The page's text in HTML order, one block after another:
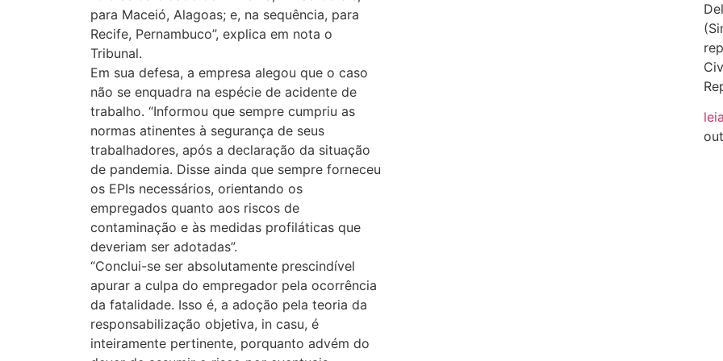
para Maceió, Alagoas; e, na sequência, para
Recife, Pernambuco”, explica em nota o
Tribunal.
Em sua defesa, a empresa alegou que o caso
não se enquadra na espécie de acidente de
trabalho. “Informou que sempre cumpriu as
normas atinentes à segurança de seus
trabalhadores, após a declaração da situação
de pandemia. Disse ainda que sempre forneceu
os EPIs necessários, orientando os
empregados quanto aos riscos de
contaminação e às medidas profiláticas que
deveriam ser adotadas”.
“Conclui-se ser absolutamente prescindível
apurar a culpa do empregador pela ocorrência
da fatalidade. Isso é, a adoção pela teoria da
responsabilização objetiva, in casu, é
inteiramente pertinente, porquanto advém do